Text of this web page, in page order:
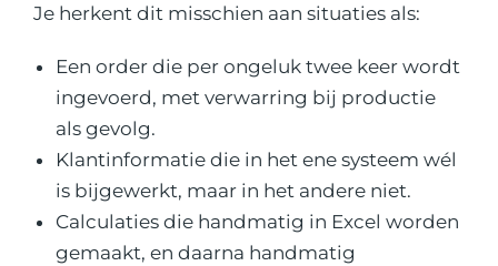
Je herkent dit misschien aan situaties als:
Een order die per ongeluk twee keer wordt
ingevoerd, met verwarring bij productie
als gevolg.
Klantinformatie die in het ene systeem wél
is bijgewerkt, maar in het andere niet.
Calculaties die handmatig in Excel worden
gemaakt, en daarna handmatig